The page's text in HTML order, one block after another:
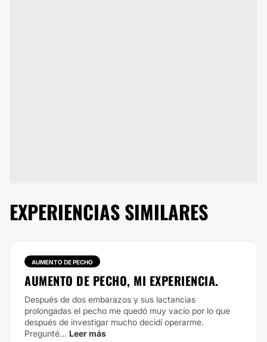
EXPERIENCIAS SIMILARES
AUMENTO DE PECHO
AUMENTO DE PECHO, MI EXPERIENCIA.
Después de dos embarazos y sus lactancias
prolongadas el pecho me quedó muy vacío por lo que
después de investigar mucho decidí operarme.
Pregunté... Leer más